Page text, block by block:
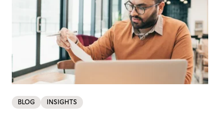
BLOG INSIGHTS